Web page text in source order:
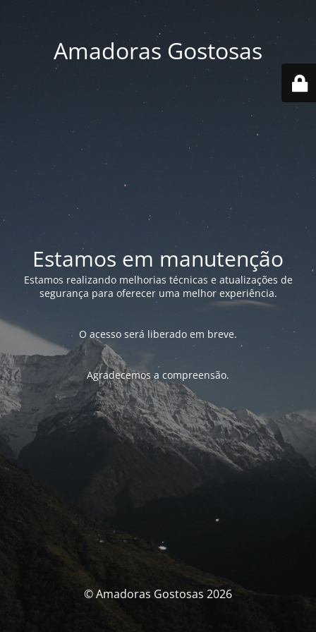
Amadoras Gostosas
Estamos em manutenção
Estamos realizando melhorias técnicas e atualizações de
segurança para oferecer uma melhor experiência.
O acesso será liberado em breve.
Agradecemos a compreensão.
© Amadoras Gostosas 2026